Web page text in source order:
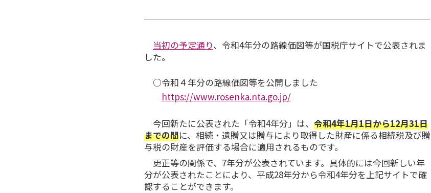
当初の予定通り、令和4年分の路線価図等が国税庁サイトで公表されま
した。
○令和４年分の路線価図等を公開しました
https://www.rosenka.nta.go.jp/
今回新たに公表された「令和4年分」は、 令和4年1月1日から12月31日
までの間に、相続・遺贈又は贈与により取得した財産に係る相続税及び贈
与税の財産を評価する場合に適用されるものです。
更正等の関係で、7年分が公表されています。具体的には今回新しい年
分が公表されたことにより、平成28年分から令和4年分を上記サイトで確
認することができます。